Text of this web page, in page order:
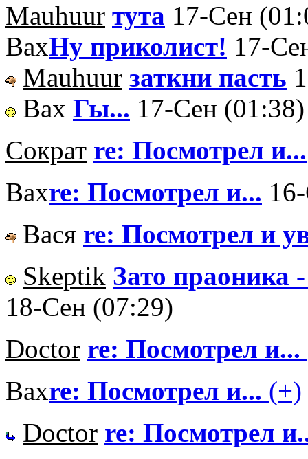
Mauhuur тута 17-Сен
ВахНу приколист! 17-
Mauhuur заткни пасть
Вах Гы... 17-Сен (01:38)
Сократ re: Посмотрел и...
Вахre: Посмотрел и...
Вася re: Посмотрел и
Skeptik Зато праоника
18-Сен (07:29)
Doctor re: Посмотрел и...
Вахre: Посмотрел и... (+)
Doctor re: Посмотрел